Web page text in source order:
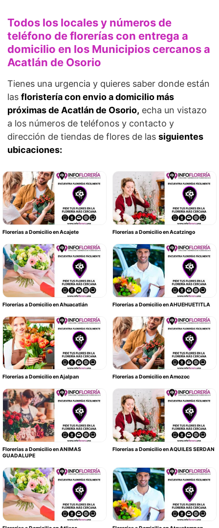
Todos los locales y números de
teléfono de florerías con entrega a
domicilio en los Municipios cercanos a
Acatlán de Osorio
Tienes una urgencia y quieres saber donde están
las floristería con envio a domicilio más
próximas de Acatlán de Osorio, echa un vistazo
a los números de teléfonos y contacto y
dirección de tiendas de flores de las siguientes
ubicaciones:
Florerías a Domicilio en Acajete Florerías a Domicilio en Acatzingo
Florerías a Domicilio en Ahuacatlán Florerías a Domicilio en AHUEHUETITLA
Florerías a Domicilio en Ajalpan Florerías a Domicilio en Amozoc
Florerías a Domicilio en ANIMAS
GUADALUPE
Florerías a Domicilio en AQUILES SERDAN